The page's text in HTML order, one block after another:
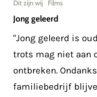
Dit zijn wij Films
Jong geleerd
"Jong geleerd is
trots mag niet aan
ontbreken.
familiebedrijf